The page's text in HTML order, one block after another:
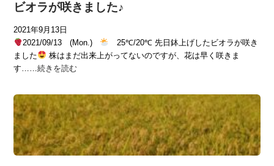
ビオラが咲きました♪
2021年9月13日
2021/09/13 (Mon.)
25℃/20℃ 先日鉢上げしたビオラが咲き
ました
株はまだ出来上がってないのですが、花は早く咲きま
す……続きを読む